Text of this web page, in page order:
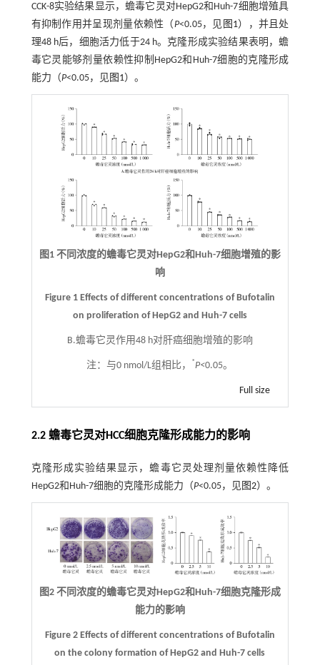
CCK-8实验结果显示，蟾毒它灵对HepG2和Huh-7细胞增殖具
有抑制作用并呈现剂量依赖性（ P<0.05，见 图1），并且处
理48 h后，细胞活力低于24 h。克隆形成实验结果表明，蟾
毒它灵能够剂量依赖性抑制HepG2和Huh-7细胞的克隆形成
能力（P<0.05，见图1）。
图1 不同浓度的蟾毒它灵对HepG2和Huh-7细胞增殖的影
响
Figure 1 Effects of different concentrations of Bufotalin
on proliferation of HepG2 and Huh-7 cells
B.蟾毒它灵作用48 h对肝癌细胞增殖的影响
注：与0 nmol/L组相比， *P<0.05。
Full size
2.2 蟾毒它灵对HCC细胞克隆形成能力的影响
克隆形成实验结果显示，蟾毒它灵处理剂量依赖性降低
HepG2和Huh-7细胞的克隆形成能力（P<0.05，见图2）。
图2 不同浓度的蟾毒它灵对HepG2和Huh-7细胞克隆形成
能力的影响
Figure 2 Effects of different concentrations of Bufotalin
on the colony formation of HepG2 and Huh-7 cells